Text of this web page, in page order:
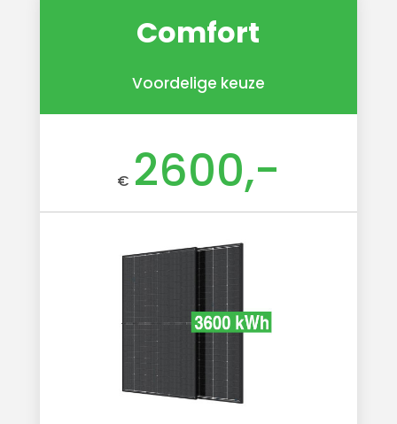
Comfort
Voordelige keuze
€ 2600,-